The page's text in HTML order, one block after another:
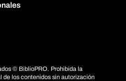
© BiblioPRO. Prohibida la
de los contenidos sin autorización